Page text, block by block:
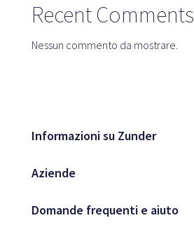
Recent Comments
Nessun commento da mostrare.
Informazioni su Zunder
Aziende
Domande frequenti e aiuto